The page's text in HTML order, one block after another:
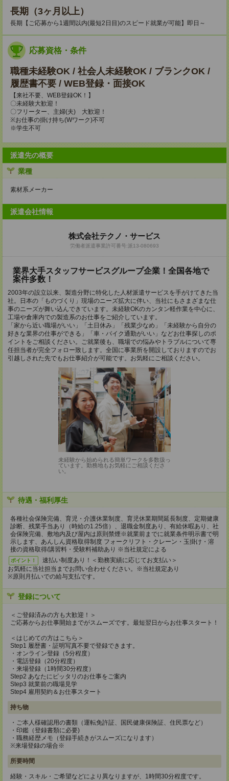
長期（3ヶ月以上）
長期【ご応募から1週間以内(最短2日目)のスピード就業が可能】即日～
応募資格・条件
職種未経験OK / 社会人未経験OK / ブランクOK /
履歴書不要 / WEB登録・面接OK
【来社不要、WEB登録OK！】
〇未経験大歓迎！
〇フリーター、主婦(夫) 大歓迎！
※お仕事の掛け持ち(Wワーク)不可
※学生不可
派遣先の概要
業種
素材系メーカー
派遣会社情報
株式会社テクノ・サービス
労働者派遣事業許可番号:派13-080693
業界大手スタッフサービスグループ企業！全国各地で
案件多数！
2003年の設立以来、製造分野に特化した人材派遣サービスを手がけてきた当
社。日本の「ものづくり」現場のニーズ拡大に伴い、当社にもさまざまな仕
事のニーズが舞い込んできています。未経験OKのカンタン軽作業を中心に、
工場や倉庫内での製造系のお仕事をご紹介しています。
「家から近い職場がいい」「土日休み」「残業少なめ」「未経験から自分の
好きな業界の仕事ができる」「車・バイク通勤がいい」などお仕事探しのポ
イントをご相談ください。ご就業後も、職場での悩みやトラブルについて専
任担当者が完全フォロー致します。全国に事業所を開設しておりますのでお
引越しされた先でもお仕事紹介が可能です。お気軽にご相談ください。
未経験から始められる簡単ワークを多数扱っ
ています。勤務地もお気軽にご相談くださ
い。
待遇・福利厚生
各種社会保険完備、育児・介護休業制度、育児休業期間延長制度、定期健康
診断、残業手当あり（時給の1.25倍）、退職金制度あり、有給休暇あり、社
会保険完備、敷地内及び屋内は原則禁煙※就業前までに就業条件明示書で明
示します、あんしん資格取得制度 フォークリフト・クレーン・玉掛け・溶
接の資格取得/講習料・受験料補助あり ※当社規定による
ポイント！
速払い制度あり！＜勤務実績に応じてお支払い＞
お気軽に当社担当までお問い合わせください。※当社規定あり
※原則月払いでの給与支払です。
登録について
＜ご登録済みの方も大歓迎！＞
ご応募からお仕事開始までがスムーズです。最短翌日からお仕事スタート！
＜はじめての方はこちら＞
Step1 履歴書・証明写真不要で登録できます。
・オンライン登録（5分程度）
・電話登録（20分程度）
・来場登録（1時間30分程度）
Step2 あなたにピッタリのお仕事をご案内
Step3 就業前の職場見学
Step4 雇用契約＆お仕事スタート
持ち物
・ご本人様確認用の書類（運転免許証、国民健康保険証、住民票など）
・印鑑（登録書類に必要)
・職務経歴メモ（登録手続きがスムーズになります）
※来場登録の場合※
所要時間
経験・スキル・ご希望などにより異なりますが、1時間30分程度です。